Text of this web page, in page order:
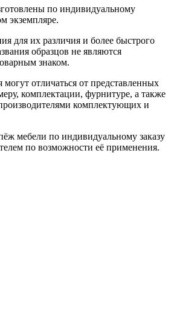
по индивидуальному
экземпляре.
для их различия и более быстрого
образцов не являются
знаком.
отличаться от представленных
комплектации, фурнитуре, а также
комплектующих и
мебели по индивидуальному заказу
по возможности её применения.